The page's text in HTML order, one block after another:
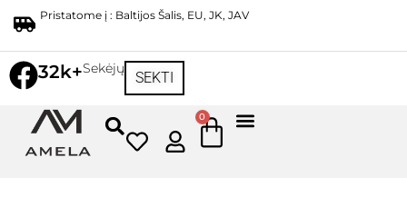
Pristatome į : Baltijos Šalis, EU, JK, JAV
32k+Sekėjų
SEKTI
0